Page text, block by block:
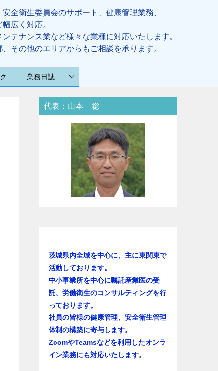
全衛生委員会のサポート、健康管理業務、
広く対応。
テナンス業など様々な業種に対応いたします。
その他のエリアからもご相談を承ります。
業務日誌
代表：山本 聡
茨城県内全域を中心に、主に東関東で
活動しております。
中小事業所を中心に嘱託産業医の受
託、労働衛生のコンサルティングを行
っております。
社員の皆様の健康管理、安全衛生管理
体制の構築に寄与します。
ZoomやTeamsなどを利用したオンラ
イン業務にも対応いたします。